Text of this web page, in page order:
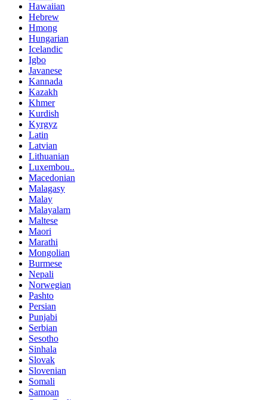
Hawaiian
Hebrew
Hmong
Hungarian
Icelandic
Igbo
Javanese
Kannada
Kazakh
Khmer
Kurdish
Kyrgyz
Latin
Latvian
Lithuanian
Luxembou..
Macedonian
Malagasy
Malay
Malayalam
Maltese
Maori
Marathi
Mongolian
Burmese
Nepali
Norwegian
Pashto
Persian
Punjabi
Serbian
Sesotho
Sinhala
Slovak
Slovenian
Somali
Samoan